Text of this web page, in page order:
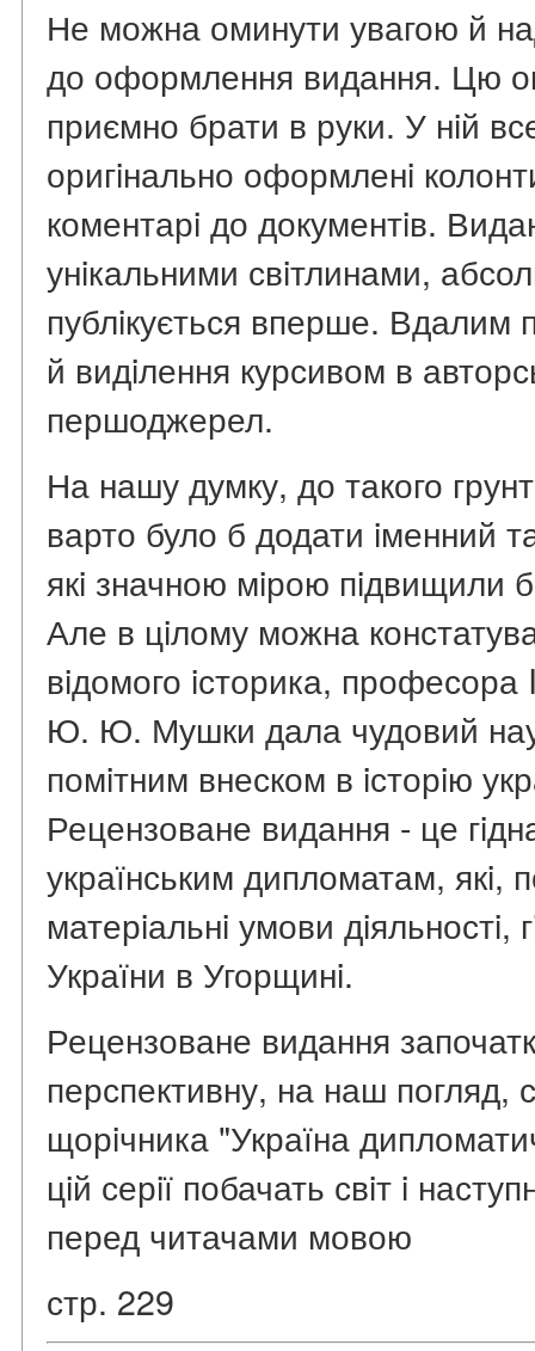
Не можна оминути увагою й
до оформлення видання. Цю
приємно брати в руки. У нiй
оригiнально оформленi
коментарi до документiв.
унiкальними свiтлинами,
публiкується вперше.
й видiлення курсивом в
першоджерел.
На нашу думку, до такого
варто було б додати iменний
якi значною мiрою пiдвищили
Але в цiлому можна
вiдомого iсторика,
Ю. Ю. Мушки дала чудовий
помiтним внеском в iсторiю
Рецензоване видання - це
українським дипломатам, якi,
матерiальнi умови дiяльностi,
України в Угорщинi.
Рецензоване видання
перспективну, на наш погляд,
щорiчника "Україна
цiй серiї побачать свiт i
перед читачами мовою
стр. 229